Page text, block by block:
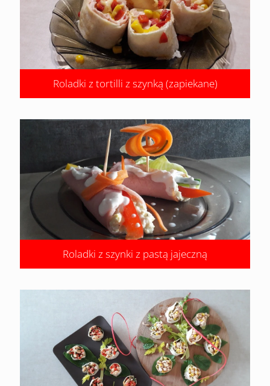
Roladki z tortilli z szynką (zapiekane)
Roladki z szynki z pastą jajeczną